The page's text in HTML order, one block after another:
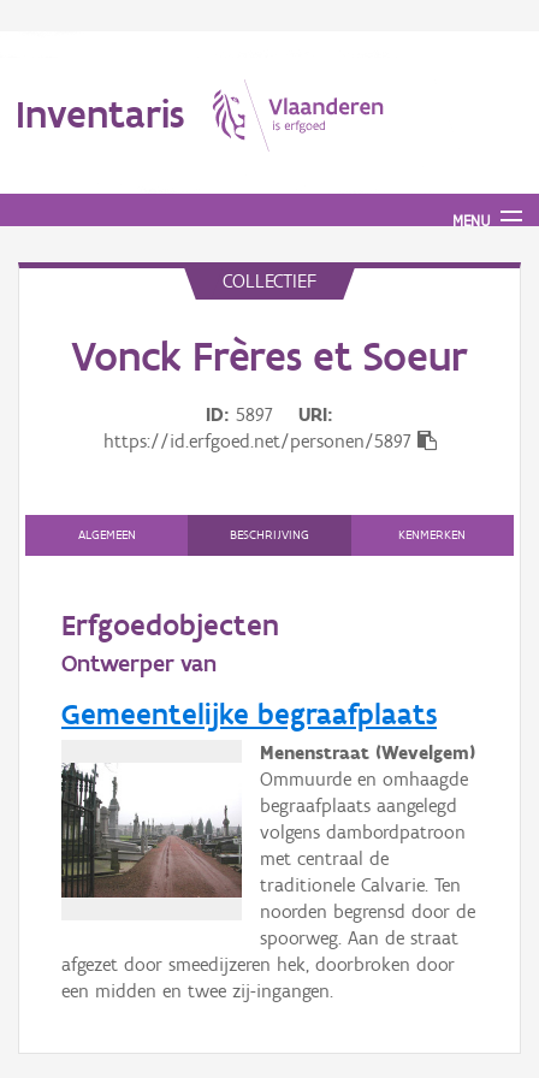
Inventaris
MENU
Aanduidingsobject
Waarneming
Gebeurtenis
Downloads
COLLECTIEF
Vonck Frères et Soeur
ID 5897
URI
https://id.erfgoed.net/personen/5897
ALGEMEEN BESCHRIJVING KENMERKEN
Erfgoedobjecten
Ontwerper van
Gemeentelijke begraafplaats
Menenstraat (Wevelgem)
Ommuurde en omhaagde
begraafplaats aangelegd
volgens dambordpatroon
met centraal de
traditionele Calvarie. Ten
noorden begrensd door de
spoorweg. Aan de straat
afgezet door smeedijzeren hek, doorbroken door
een midden en twee zij-ingangen.